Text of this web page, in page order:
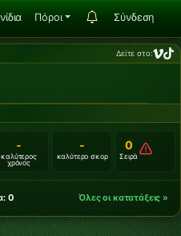
Πόροι Σύνδεση
Δείτε στο:
-
καλύτερος
χρόνος
-
καλύτερο σκορ
0
Σειρά
0 Όλες οι κατατάξεις »